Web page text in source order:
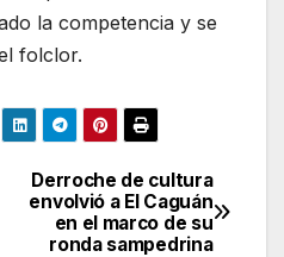
la competencia y se
folclor.
Derroche de cultura
envolvió a El Caguán
en el marco de su
ronda sampedrina